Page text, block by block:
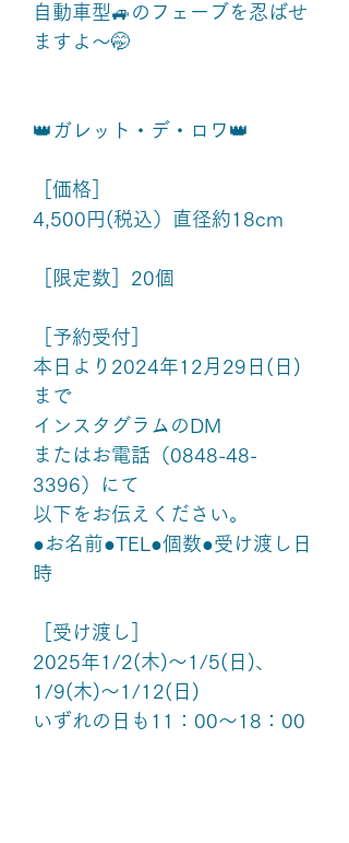
自動車型🚙のフェーブを忍ばせ
ますよ〜🤭
👑ガレット・デ・ロワ👑
［価格］
4,500円(税込）直径約18cm
［限定数］20個
［予約受付］
本日より2024年12月29日(日)
まで
インスタグラムのDM
またはお電話（0848-48-
3396）にて
以下をお伝えください。
●お名前●TEL●個数●受け渡し日
時
［受け渡し］
2025年1/2(木)～1/5(日)、
1/9(木)～1/12(日)
いずれの日も11：00〜18：00